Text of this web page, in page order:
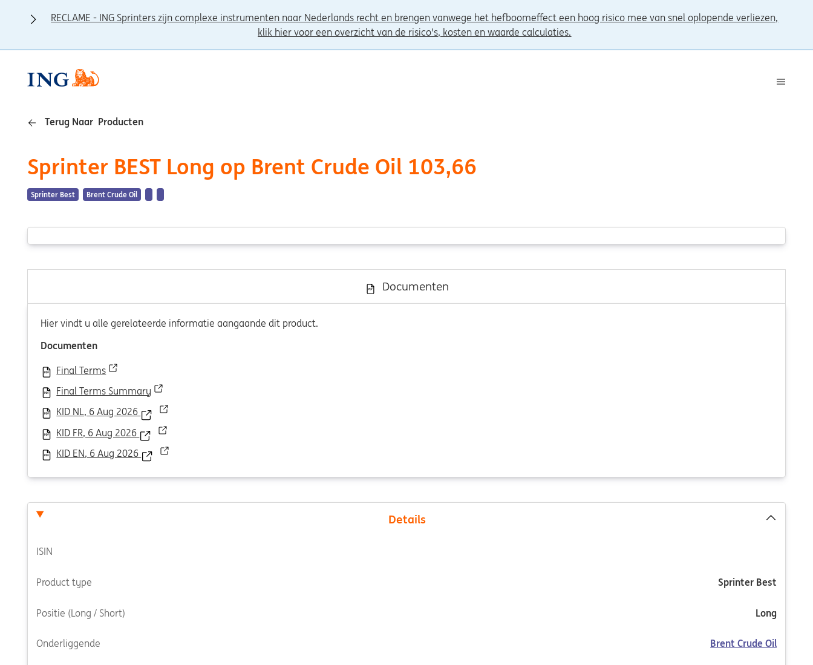
RECLAME - ING Sprinters zijn complexe instrumenten naar Nederlands recht en brengen vanwege het hefboomeffect een hoog risico mee van snel oplopende verliezen,
klik hier voor een overzicht van de risico's, kosten en waarde calculaties.
Terug Naar Producten
Sprinter BEST Long op Brent Crude Oil 103,66
Sprinter Best Brent Crude Oil
Documenten
Hier vindt u alle gerelateerde informatie aangaande dit product.
Documenten
Final Terms
Final Terms Summary
KID NL, 6 Aug 2026
KID FR, 6 Aug 2026
KID EN, 6 Aug 2026
Details
ISIN
Product type Sprinter Best
Positie (Long / Short) Long
Onderliggende Brent Crude Oil